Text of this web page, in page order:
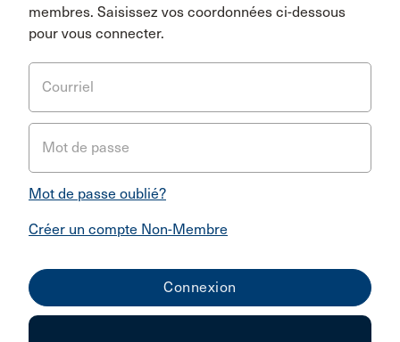
membres. Saisissez vos coordonnées ci-dessous
pour vous connecter.
Courriel
Mot de passe
Mot de passe oublié?
Créer un compte Non-Membre